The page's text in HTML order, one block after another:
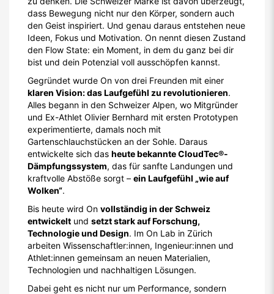
dass Bewegung nicht nur den Körper, sondern auch
den Geist inspiriert. Und genau daraus entstehen neue
Ideen, Fokus und Motivation. On nennt diesen Zustand
den Flow State: ein Moment, in dem du ganz bei dir
bist und dein Potenzial voll ausschöpfen kannst.
Gegründet wurde On von drei Freunden mit einer
klaren Vision: das Laufgefühl zu revolutionieren.
Alles begann in den Schweizer Alpen, wo Mitgründer
und Ex-Athlet Olivier Bernhard mit ersten Prototypen
experimentierte, damals noch mit
Gartenschlauchstücken an der Sohle. Daraus
entwickelte sich das heute bekannte CloudTec®-
Dämpfungssystem, das für sanfte Landungen und
kraftvolle Abstöße sorgt – ein Laufgefühl „wie auf
Wolken“.
Bis heute wird On vollständig in der Schweiz
entwickelt und setzt stark auf Forschung,
Technologie und Design. Im On Lab in Zürich
arbeiten Wissenschaftler:innen, Ingenieur:innen und
Athlet:innen gemeinsam an neuen Materialien,
Technologien und nachhaltigen Lösungen.
Dabei geht es nicht nur um Performance, sondern